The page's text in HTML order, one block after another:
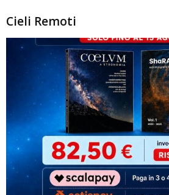
Cieli Remoti